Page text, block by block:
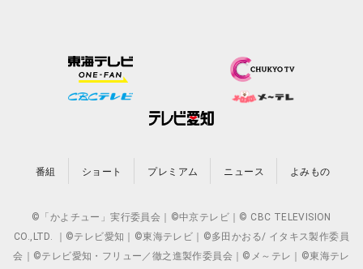
番組 ショート プレミアム ニュース よみもの
©「かよチュー」実行委員会｜©中京テレビ｜© CBC TELEVISION
CO.,LTD. ｜©テレビ愛知｜©東海テレビ｜©多田かおる/ イタキス製作委員
会｜©テレビ愛知・フリュー／徹之進製作委員会｜©メ～テレ｜©東海テレ